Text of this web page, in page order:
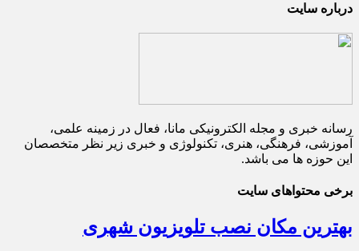
درباره سایت
رسانه خبری و مجله الکترونیکی مانا، فعال در زمینه علمی،
آموزشی، فرهنگی، هنری، تکنولوژی و خبری زیر نظر متخصصان
این حوزه ها می باشد.
برخی محتواهای سایت
بهترین مکان نصب تلویزیون شهری